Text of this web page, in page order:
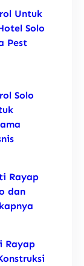
Untuk
Solo
Pest
Solo
Rayap
dan
Rayap